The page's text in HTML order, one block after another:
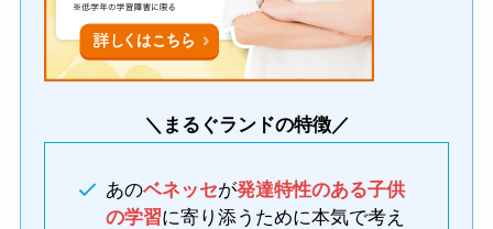
＼まるぐランドの特徴／
あのベネッセが発達特性のある子供
の学習に寄り添うために本気で考え